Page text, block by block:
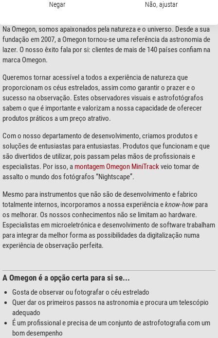
Na Omegon, somos apaixonados pela natureza e o universo. Desde a sua
fundação em 2007, a Omegon tornou-se uma referência da astronomia de
lazer. O nosso êxito fala por si: clientes de mais de 140 países confiam na
marca Omegon.
Queremos tornar acessível a todos a experiência de natureza que
proporcionam os céus estrelados, assim como garantir o prazer e o
sucesso na observação. Estes observadores visuais e astrofotógrafos
sabem o que é importante e valorizam a nossa capacidade de oferecer
produtos práticos a um preço atrativo.
Com o nosso departamento de desenvolvimento, criamos produtos e
soluções de entusiastas para entusiastas. Produtos que funcionam e que
são divertidos de utilizar, pois passam pelas mãos de profissionais e
especialistas. Por isso, a montagem Omegon MiniTrackveio tomar de
assalto o mundo dos fotógrafos “Nightscape”.
Mesmo para instrumentos que não são de desenvolvimento e fabrico
totalmente internos, incorporamos a nossa experiência eknow-how para
os melhorar. Os nossos conhecimentos não se limitam ao hardware.
Especialistas em microeletrónica e desenvolvimento de software trabalham
para integrar da melhor forma as possibilidades da digitalização numa
experiência de observação perfeita.
A Omegon é a opção certa para si se...
Gosta de observar ou fotografar o céu estrelado
Quer dar os primeiros passos na astronomia e procura um telescópio
adequado
É um profissional e precisa de um conjunto de astrofotografia com um
bom desempenho
Negar Não, ajustar